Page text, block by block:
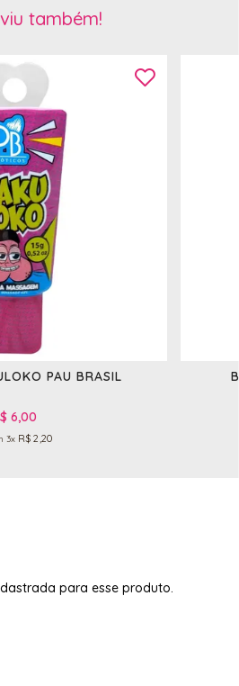
também!
PAU BRASIL
6,00
3x R$ 2,20
para esse produto.